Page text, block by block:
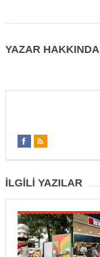
YAZAR HAKKINDA
İLGILI YAZILAR